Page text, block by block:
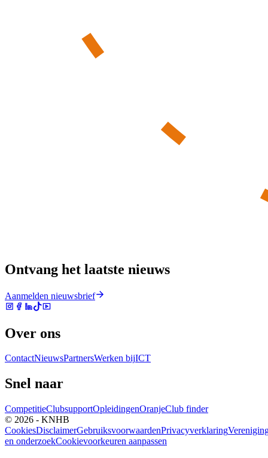
Ontvang het laatste nieuws
Aanmelden nieuwsbrief
Over ons
ContactNieuwsPartnersWerken bijICT
Snel naar
CompetitieClubsupportOpleidingenOranjeClub finder
© 2026 - KNHB
CookiesDisclaimerGebruiksvoorwaardenPrivacyverklaring
en onderzoekCookievoorkeuren aanpassen